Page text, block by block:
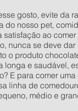
gosto, evite da
nosso pet,
ao
nunca se deve
o produto
e saudável,
E para comer
linha de
médio e